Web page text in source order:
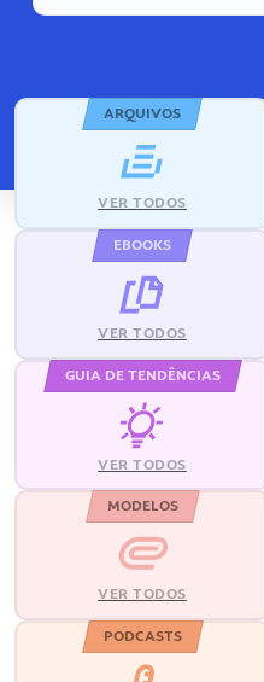
ARQUIVOS
VER TODOS
EBOOKS
VER TODOS
GUIA DE TENDÊNCIAS
VER TODOS
MODELOS
VER TODOS
PODCASTS